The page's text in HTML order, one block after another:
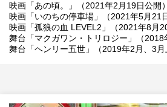
映画「あの頃。」（2021年2月19日公開）
映画「いのちの停車場」（2021年5月21
映画「孤狼の血 LEVEL2」（2021年8月
舞台「マクガワン・トリロジー」（2018
舞台「ヘンリー五世」（2019年2月、3月